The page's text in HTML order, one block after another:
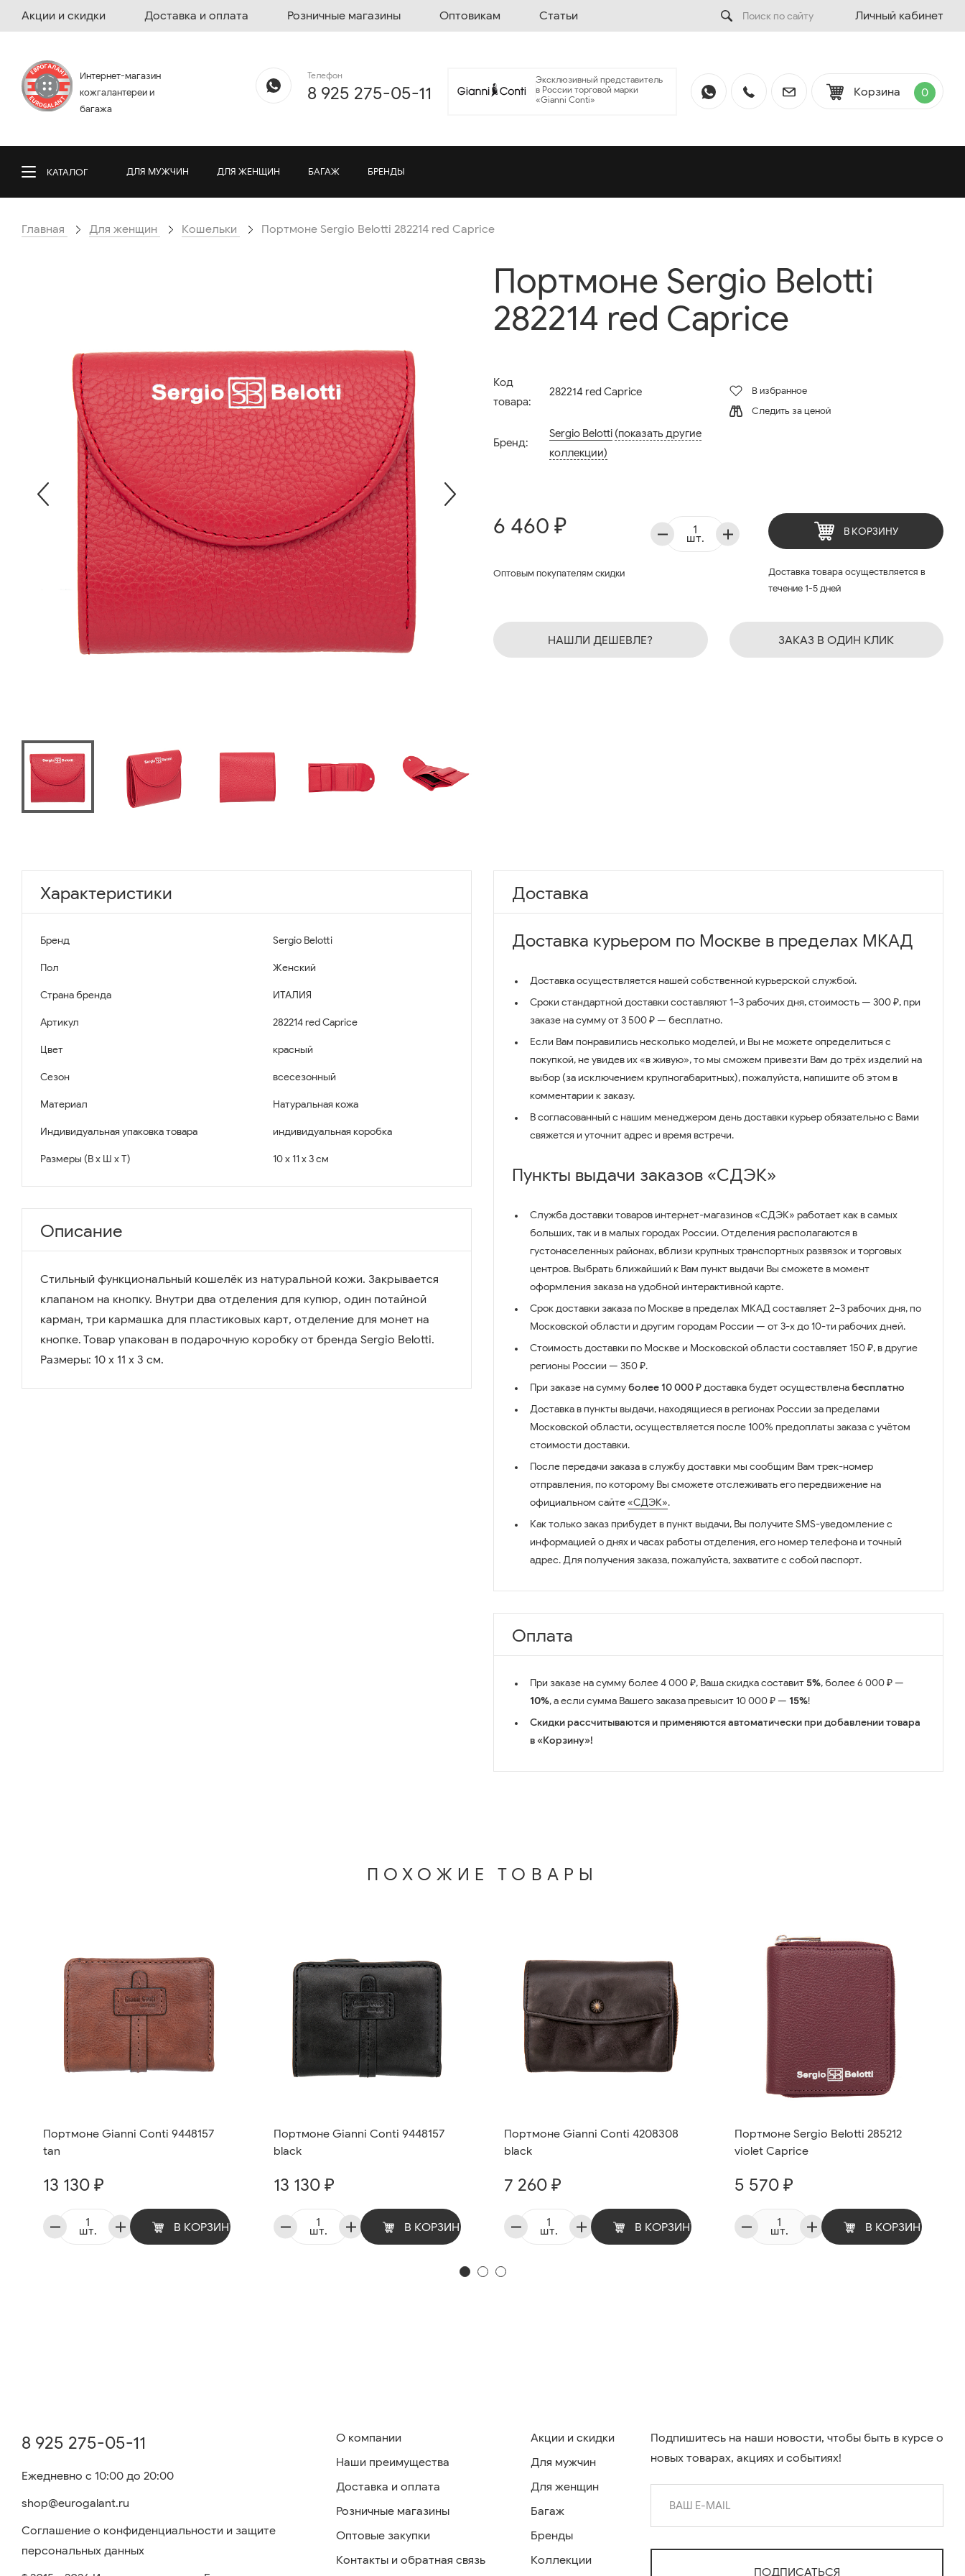
Акции и скидки Доставка и оплата Розничные магазины Оптовикам Статьи Личный кабинет
Интернет-магазин
кожгалантереи и
багажа
Телефон
8 925 275-05-11
Эксклюзивный представитель
в России торговой марки
«Gianni Conti»
Корзина 0
КАТАЛОГ ДЛЯ МУЖЧИН ДЛЯ ЖЕНЩИН БАГАЖ БРЕНДЫ
Главная Для женщин Кошельки Портмоне Sergio Belotti 282214 red Caprice
Портмоне Sergio Belotti
282214 red Caprice
Код
товара:
282214 red Caprice
Бренд:
Sergio Belotti (показать другие
коллекции)
В избранное
Следить за ценой
6 460 ₽
Оптовым покупателям скидки
шт. В КОРЗИНУ
Доставка товара осуществляется в
течение 1-5 дней
НАШЛИ ДЕШЕВЛЕ? ЗАКАЗ В ОДИН КЛИК
Характеристики
Бренд Sergio Belotti
Пол Женский
Страна бренда ИТАЛИЯ
Артикул 282214 red Caprice
Цвет красный
Сезон всесезонный
Материал Натуральная кожа
Индивидуальная упаковка товара индивидуальная коробка
Размеры (В x Ш x Т) 10 x 11 x 3 см
Описание
Стильный функциональный кошелёк из натуральной кожи. Закрывается
клапаном на кнопку. Внутри два отделения для купюр, один потайной
карман, три кармашка для пластиковых карт, отделение для монет на
кнопке. Товар упакован в подарочную коробку от бренда Sergio Belotti.
Размеры: 10 х 11 х 3 см.
Доставка
Доставка курьером по Москве в пределах МКАД
Доставка осуществляется нашей собственной курьерской службой.
Сроки стандартной доставки составляют 1–3 рабочих дня, стоимость — 300 ₽, при
заказе на сумму от 3 500 ₽ — бесплатно.
Если Вам понравились несколько моделей, и Вы не можете определиться с
покупкой, не увидев их «в живую», то мы сможем привезти Вам до трёх изделий на
выбор (за исключением крупногабаритных), пожалуйста, напишите об этом в
комментарии к заказу.
В согласованный с нашим менеджером день доставки курьер обязательно с Вами
свяжется и уточнит адрес и время встречи.
Пункты выдачи заказов «СДЭК»
Служба доставки товаров интернет-магазинов «СДЭК» работает как в самых
больших, так и в малых городах России. Отделения располагаются в
густонаселенных районах, вблизи крупных транспортных развязок и торговых
центров. Выбрать ближайший к Вам пункт выдачи Вы сможете в момент
оформления заказа на удобной интерактивной карте.
Срок доставки заказа по Москве в пределах МКАД составляет 2–3 рабочих дня, по
Московской области и другим городам России — от 3-х до 10-ти рабочих дней.
Стоимость доставки по Москве и Московской области составляет 150 ₽, в другие
регионы России — 350 ₽.
При заказе на суммуболее 10 000 ₽доставка будет осуществленабесплатно
Доставка в пункты выдачи, находящиеся в регионах России за пределами
Московской области, осуществляется после 100% предоплаты заказа с учётом
стоимости доставки.
После передачи заказа в службу доставки мы сообщим Вам трек-номер
отправления, по которому Вы сможете отслеживать его передвижение на
официальном сайте«СДЭК».
Как только заказ прибудет в пункт выдачи, Вы получите SMS-уведомление с
информацией о днях и часах работы отделения, его номер телефона и точный
адрес. Для получения заказа, пожалуйста, захватите с собой паспорт.
Оплата
При заказе на сумму более 4 000 ₽, Ваша скидка составит5%, более 6 000 ₽ —
10%, а если сумма Вашего заказа превысит 10 000 ₽ — 15%!
Скидки рассчитываются и применяются автоматически при добавлении товара
в «Корзину»!
ПОХОЖИЕ ТОВАРЫ
Портмоне Gianni Conti 9448157
tan
13 130 ₽
шт. В КОРЗИНУ
Портмоне Gianni Conti 9448157
black
13 130 ₽
шт. В КОРЗИНУ
Портмоне Gianni Conti 4208308
black
7 260 ₽
шт. В КОРЗИНУ
Портмоне Sergio Belotti 285212
violet Caprice
5 570 ₽
шт. В КОРЗИНУ
8 925 275-05-11
Ежедневно с 10:00 до 20:00
shop@eurogalant.ru
Соглашение о конфиденциальности и защите
персональных данных
О компании
Наши преимущества
Доставка и оплата
Розничные магазины
Оптовые закупки
Контакты и обратная связь
Акции и скидки
Для мужчин
Для женщин
Багаж
Бренды
Коллекции
Подпишитесь на наши новости, чтобы быть в курсе о
новых товарах, акциях и событиях!